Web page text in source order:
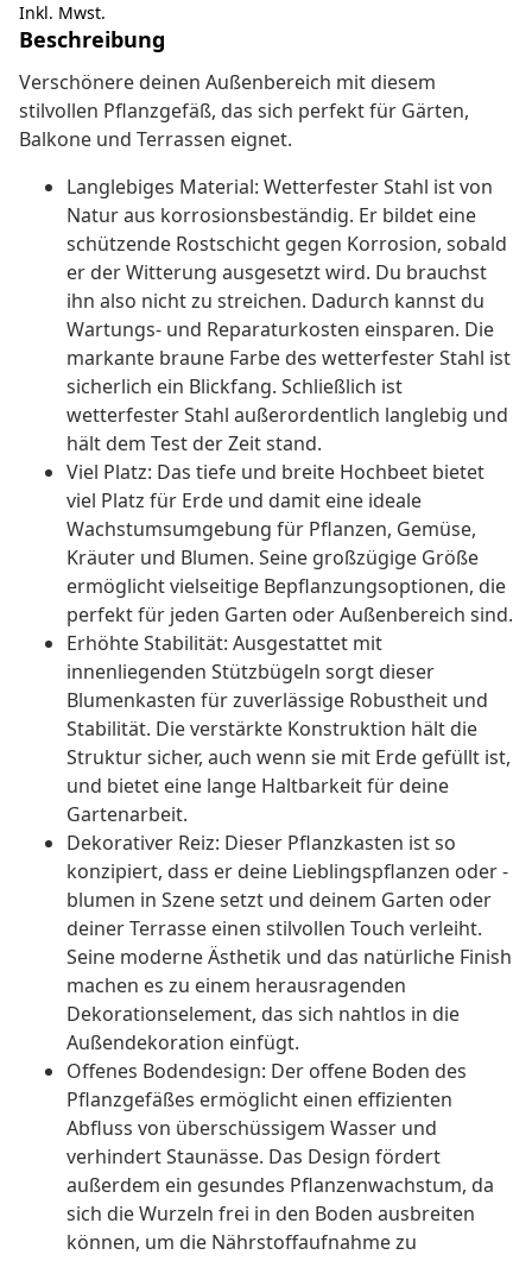
Inkl. Mwst.
Beschreibung
Verschönere deinen Außenbereich mit diesem
stilvollen Pflanzgefäß, das sich perfekt für Gärten,
Balkone und Terrassen eignet.
Langlebiges Material: Wetterfester Stahl ist von
Natur aus korrosionsbeständig. Er bildet eine
schützende Rostschicht gegen Korrosion, sobald
er der Witterung ausgesetzt wird. Du brauchst
ihn also nicht zu streichen. Dadurch kannst du
Wartungs- und Reparaturkosten einsparen. Die
markante braune Farbe des wetterfester Stahl ist
sicherlich ein Blickfang. Schließlich ist
wetterfester Stahl außerordentlich langlebig und
hält dem Test der Zeit stand.
Viel Platz: Das tiefe und breite Hochbeet bietet
viel Platz für Erde und damit eine ideale
Wachstumsumgebung für Pflanzen, Gemüse,
Kräuter und Blumen. Seine großzügige Größe
ermöglicht vielseitige Bepflanzungsoptionen, die
perfekt für jeden Garten oder Außenbereich sind.
Erhöhte Stabilität: Ausgestattet mit
innenliegenden Stützbügeln sorgt dieser
Blumenkasten für zuverlässige Robustheit und
Stabilität. Die verstärkte Konstruktion hält die
Struktur sicher, auch wenn sie mit Erde gefüllt ist,
und bietet eine lange Haltbarkeit für deine
Gartenarbeit.
Dekorativer Reiz: Dieser Pflanzkasten ist so
konzipiert, dass er deine Lieblingspflanzen oder -
blumen in Szene setzt und deinem Garten oder
deiner Terrasse einen stilvollen Touch verleiht.
Seine moderne Ästhetik und das natürliche Finish
machen es zu einem herausragenden
Dekorationselement, das sich nahtlos in die
Außendekoration einfügt.
Offenes Bodendesign: Der offene Boden des
Pflanzgefäßes ermöglicht einen effizienten
Abfluss von überschüssigem Wasser und
verhindert Staunässe. Das Design fördert
außerdem ein gesundes Pflanzenwachstum, da
sich die Wurzeln frei in den Boden ausbreiten
können, um die Nährstoffaufnahme zu